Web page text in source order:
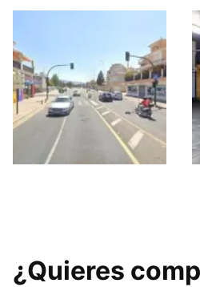
¿Quieres